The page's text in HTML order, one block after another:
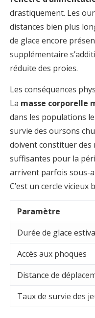
drastiquement. Les
distances bien plus
de glace encore
supplémentaire
réduite des proies.
Les conséquences
La masse corporelle
dans les populations
survie des oursons
doivent constituer des
suffisantes pour la
arrivent parfois sous-
C’est un cercle
Paramètre
Durée de glace
Accès aux phoques
Distance de
Taux de survie des